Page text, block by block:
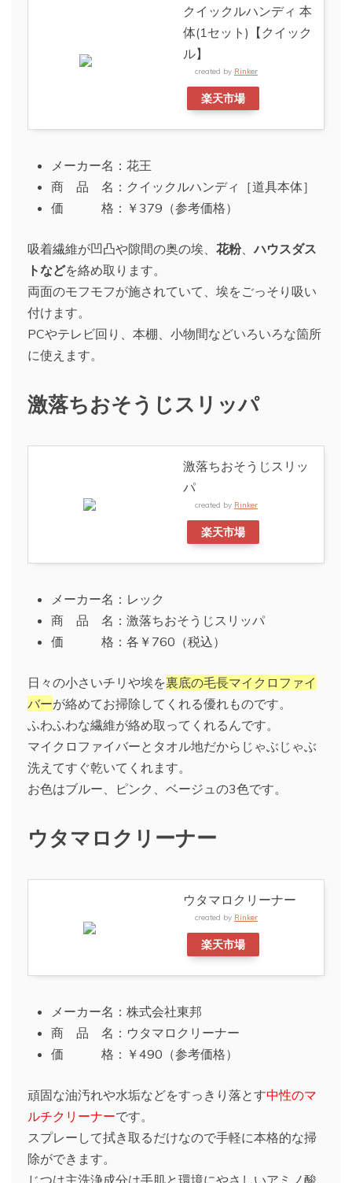
クイックルハンディ 本
体(1セット)【クイック
ル】
created by Rinker
楽天市場
メーカー名：花王
商 品 名：クイックルハンディ［道具本体］
価 格：￥379（参考価格）
吸着繊維が凹凸や隙間の奥の埃、 花粉、ハウスダス
トなどを絡め取ります。
両面のモフモフが施されていて、埃をごっそり吸い
付けます。
PCやテレビ回り、本棚、小物間などいろいろな箇所
に使えます。
激落ちおそうじスリッパ
激落ちおそうじスリッ
パ
created by Rinker
楽天市場
メーカー名：レック
商 品 名：激落ちおそうじスリッパ
価 格：各￥760（税込）
日々の小さいチリや埃を裏底の毛長マイクロファイ
バーが絡めてお掃除してくれる優れものです。
ふわふわな繊維が絡め取ってくれるんです。
マイクロファイバーとタオル地だからじゃぶじゃぶ
洗えてすぐ乾いてくれます。
お色はブルー、ピンク、ベージュの3色です。
ウタマロクリーナー
ウタマロクリーナー
created by Rinker
楽天市場
メーカー名：株式会社東邦
商 品 名：ウタマロクリーナー
価 格：￥490（参考価格）
頑固な油汚れや水垢などをすっきり落とす中性のマ
ルチクリーナーです。
スプレーして拭き取るだけなので手軽に本格的な掃
除ができます。